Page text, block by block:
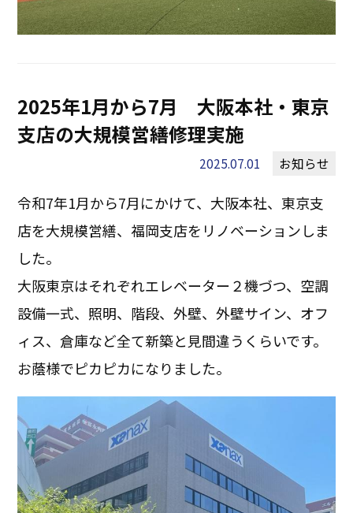
2025年1月から7月 大阪本社・東京
支店の大規模営繕修理実施
2025.07.01 お知らせ
令和7年1月から7月にかけて、大阪本社、東京支
店を大規模営繕、福岡支店をリノベーションしま
した。
大阪東京はそれぞれエレベーター２機づつ、空調
設備一式、照明、階段、外壁、外壁サイン、オフ
ィス、倉庫など全て新築と見間違うくらいです。
お蔭様でピカピカになりました。